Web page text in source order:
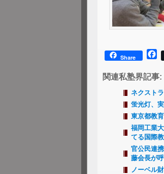
Share
関連私塾界記事:
ネクスト
蛍光灯、
東京都教
福岡工業
てる国際
官公民連
藤会長が
ノーベル